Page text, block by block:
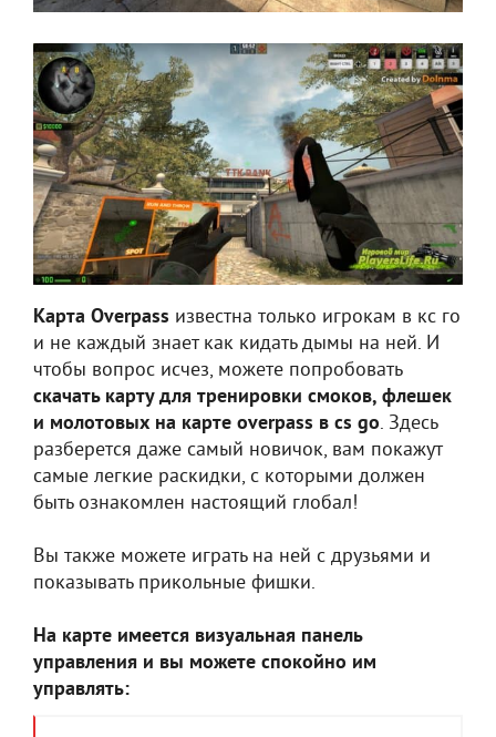
Карта Overpass известна только игрокам в кс го
и не каждый знает как кидать дымы на ней. И
чтобы вопрос исчез, можете попробовать
скачать карту для тренировки смоков, флешек
и молотовых на карте overpass в cs go. Здесь
разберется даже самый новичок, вам покажут
самые легкие раскидки, с которыми должен
быть ознакомлен настоящий глобал!
Вы также можете играть на ней с друзьями и
показывать прикольные фишки.
На карте имеется визуальная панель
управления и вы можете спокойно им
управлять: